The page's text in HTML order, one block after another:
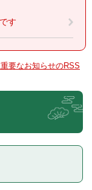
す
重要なお知らせのRSS